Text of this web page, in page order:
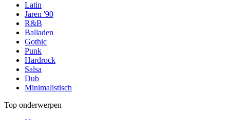
Latin
Jaren '90
R&B
Balladen
Gothic
Punk
Hardrock
Salsa
Dub
Minimalistisch
Top onderwerpen